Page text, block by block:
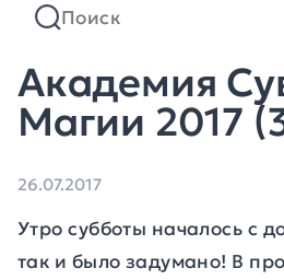
Академия
Магии 2017
26.07.2017
Утро субботы началось с
так и было задумано! В